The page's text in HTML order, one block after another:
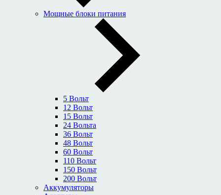
Мощные блоки питания
5 Вольт
12 Вольт
15 Вольт
24 Вольта
36 Вольт
48 Вольт
60 Вольт
110 Вольт
150 Вольт
200 Вольт
Аккумуляторы